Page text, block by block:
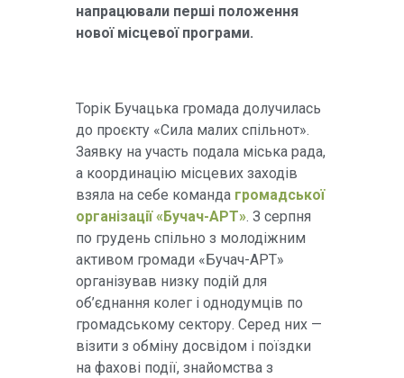
напрацювали перші положення
нової місцевої програми.
Торік Бучацька громада долучилась
до проєкту «Сила малих спільнот».
Заявку на участь подала міська рада,
а координацію місцевих заходів
взяла на себе команда громадської
організації «Бучач-АРТ». З серпня
по грудень спільно з молодіжним
активом громади «Бучач-АРТ»
організував низку подій для
об’єднання колег і однодумців по
громадському сектору. Серед них —
візити з обміну досвідом і поїздки
на фахові події, знайомства з